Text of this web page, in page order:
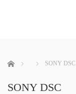
ホーム SONY DSC
SONY DSC